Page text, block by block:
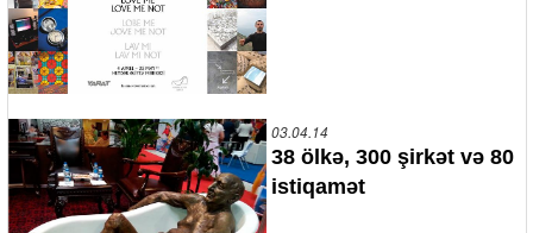
03.04.14
38 ölkə, 300 şirkət və 80
istiqamət